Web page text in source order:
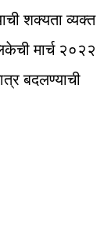
शक्यता व्यक्त
मार्च २०२२
बदलण्याची